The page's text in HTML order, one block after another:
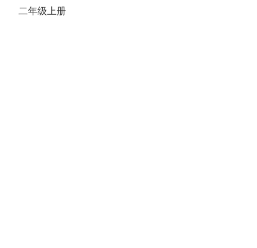
二年级上册